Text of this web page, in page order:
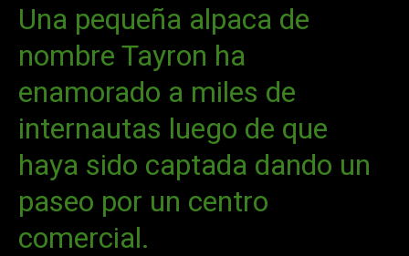
Una pequeña alpaca de
nombre Tayron ha
enamorado a miles de
internautas luego de que
haya sido captada dando un
paseo por un centro
comercial.